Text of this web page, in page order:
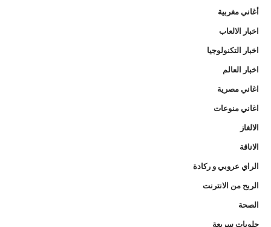
أغاني مغربية
اخبار الالعاب
اخبار التكنولوجيا
اخبار العالم
اغاني مصرية
اغاني منوعات
الالغاز
الاناقة
الراي عروبي و ركادة
الربح من الانترنت
الصحة
حلويات سريعة